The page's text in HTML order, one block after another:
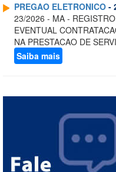
PREGAO ELETRONICO -
23/2026 - MA -
EVENTUAL
NA PRESTACAO DE
Saiba mais